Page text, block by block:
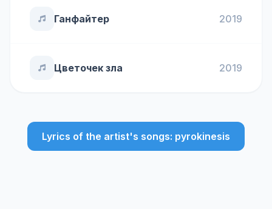
Ганфайтер 2019
Цветочек зла 2019
Lyrics of the artist's songs: pyrokinesis